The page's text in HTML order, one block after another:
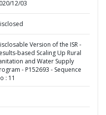
12/03
Version of the ISR -
based Scaling Up Rural
and Water Supply
- P152693 - Sequence
: 11